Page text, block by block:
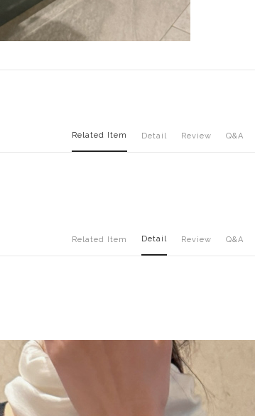
Related Item Detail Review Q&A
Related Item Detail Review Q&A